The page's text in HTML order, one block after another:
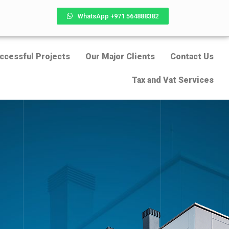
WhatsApp +971 564888382
Projects Our Major Clients Contact Us
Tax and Vat Services